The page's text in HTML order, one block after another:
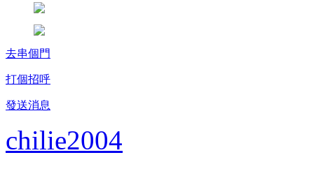
去串個門
打個招呼
發送消息
chilie2004